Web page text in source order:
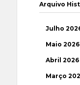
Arquivo
Julho
Maio 2026
Abril 2026
Março